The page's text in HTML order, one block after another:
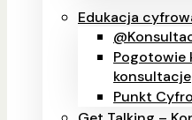
Edukacja
Pogotowie
konsultacje
Punkt